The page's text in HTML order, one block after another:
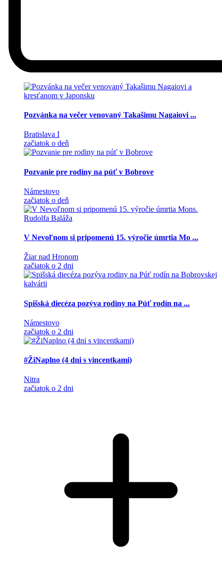
Pozvánka na večer venovaný Takašimu Nagaiovi ...
Bratislava I
začiatok o deň
Pozvanie pre rodiny na púť v Bobrove
Námestovo
začiatok o deň
V Nevoľnom si pripomenú 15. výročie úmrtia Mo ...
Žiar nad Hronom
začiatok o 2 dni
Spišská diecéza pozýva rodiny na Púť rodín na ...
Námestovo
začiatok o 2 dni
#ŽiNaplno (4 dni s vincentkami)
Nitra
začiatok o 2 dni